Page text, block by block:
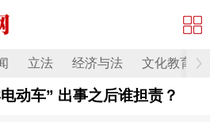
立法 经济与法 文化教育
动车” 出事之后谁担责？